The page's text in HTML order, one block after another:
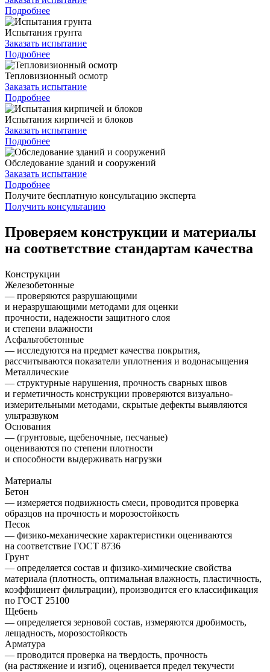
Подробнее
Испытания грунта
Заказать испытание
Подробнее
Тепловизионный осмотр
Заказать испытание
Подробнее
Испытания кирпичей и блоков
Заказать испытание
Подробнее
Обследование зданий и сооружений
Заказать испытание
Подробнее
Получите бесплатную консультацию эксперта
Получить консультацию
Проверяем конструкции и материалы
на соответствие стандартам качества
Конструкции
Железобетонные
— проверяются разрушающими
и неразрушающими методами для оценки
прочности, надежности защитного слоя
и степени влажности
Асфальтобетонные
— исследуются на предмет качества покрытия,
рассчитываются показатели уплотнения и водонасыщения
Металлические
— структурные нарушения, прочность сварных швов
и герметичность конструкции проверяются визуально-
измерительными методами, скрытые дефекты выявляются
ультразвуком
Основания
— (грунтовые, щебеночные, песчаные)
оцениваются по степени плотности
и способности выдерживать нагрузки
Материалы
Бетон
— измеряется подвижность смеси, проводится проверка
образцов на прочность и морозостойкость
Песок
— физико-механические характеристики оцениваются
на соответствие ГОСТ 8736
Грунт
— определяется состав и физико-химические свойства
материала (плотность, оптимальная влажность, пластичность,
коэффициент фильтрации), производится его классификация
по ГОСТ 25100
Щебень
— определяется зерновой состав, измеряются дробимость,
лещадность, морозостойкость
Арматура
— проводится проверка на твердость, прочность
(на растяжение и изгиб), оценивается предел текучести